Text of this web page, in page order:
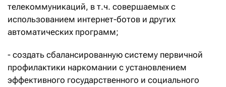
телекоммуникаций, в т.ч. совершаемых с
использованием интернет-ботов и других
автоматических программ;
- создать сбалансированную систему первичной
профилактики наркомании с установлением
эффективного государственного и социального